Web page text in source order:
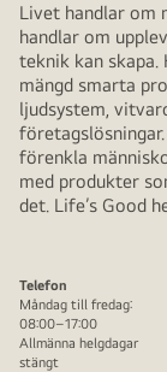
Livet handlar om
handlar om
teknik kan skapa.
mängd smarta
ljudsystem,
förenkla
med produkter
det. Life’s Good
Telefon
Måndag till fredag:
08:00–17:00
Allmänna helgdagar
stängt